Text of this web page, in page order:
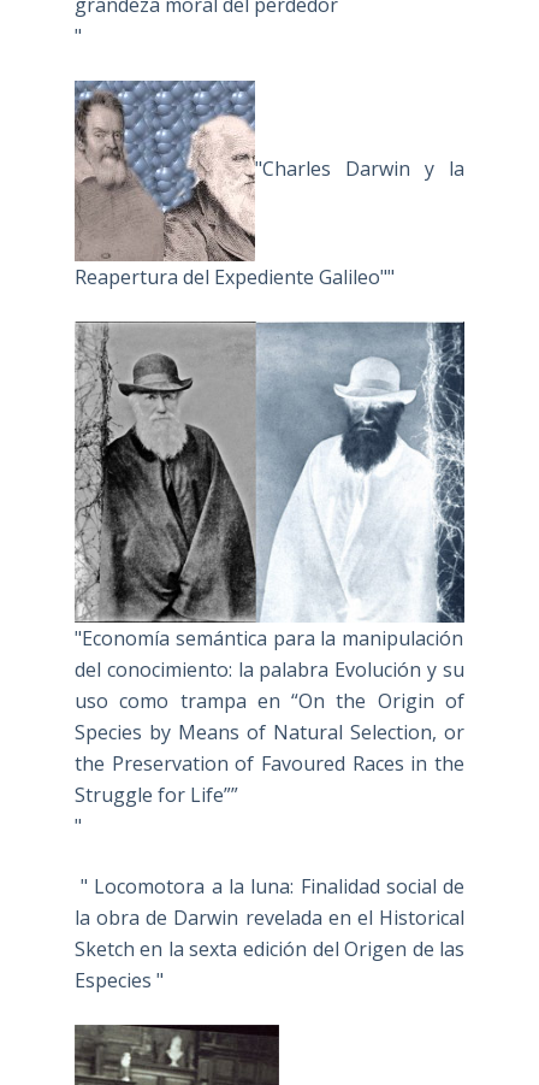
"
"Charles Darwin y la
Reapertura del Expediente Galileo""
"Economía semántica para la manipulación
del conocimiento: la palabra Evolución y su
uso como trampa en “On the Origin of
Species by Means of Natural Selection, or
the Preservation of Favoured Races in the
Struggle for Life””
"
" Locomotora a la luna: Finalidad social de
la obra de Darwin revelada en el Historical
Sketch en la sexta edición del Origen de las
Especies "